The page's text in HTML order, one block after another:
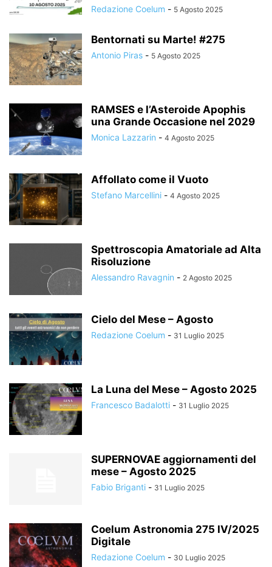
Redazione Coelum - 5 Agosto 2025
Bentornati su Marte! #275
Antonio Piras - 5 Agosto 2025
RAMSES e l’Asteroide Apophis
una Grande Occasione nel 2029
Monica Lazzarin - 4 Agosto 2025
Affollato come il Vuoto
Stefano Marcellini - 4 Agosto 2025
Spettroscopia Amatoriale ad Alta
Risoluzione
Alessandro Ravagnin - 2 Agosto 2025
Cielo del Mese – Agosto
Redazione Coelum - 31 Luglio 2025
La Luna del Mese – Agosto 2025
Francesco Badalotti - 31 Luglio 2025
SUPERNOVAE aggiornamenti del
mese – Agosto 2025
Fabio Briganti - 31 Luglio 2025
Coelum Astronomia 275 IV/2025
Digitale
Redazione Coelum - 30 Luglio 2025